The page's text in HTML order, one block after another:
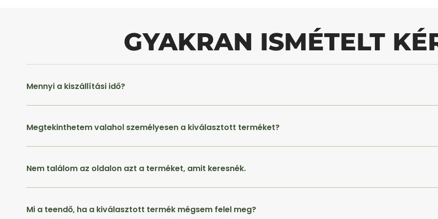
GYAKRAN ISMÉTELT
Mennyi a kiszállítási idő?
Megtekinthetem valahol személyesen a kiválasztott terméket?
Nem találom az oldalon azt a terméket, amit keresnék.
Mi a teendő, ha a kiválasztott termék mégsem felel meg?